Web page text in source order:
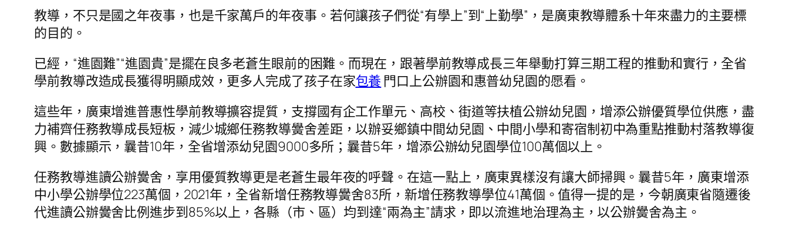
教導，不只是國之年夜事，也是千家萬戶的年夜事。若何讓孩子們從“有學上”到“上勤學”，是廣東教導體系十年來盡力的主要標
的目的。
已經，“進園難”“進園貴”是擺在良多老蒼生眼前的困難。而現在，跟著學前教導成長三年舉動打算三期工程的推動和實行，全省
學前教導改造成長獲得明顯成效，更多人完成了孩子在家包養 門口上公辦園和惠普幼兒園的愿看。
這些年，廣東增進普惠性學前教導擴容提質，支撐國有企工作單元、高校、街道等扶植公辦幼兒園，增添公辦優質學位供應，盡
力補齊任務教導成長短板，減少城鄉任務教導黌舍差距，以辦妥鄉鎮中間幼兒園、中間小學和寄宿制初中為重點推動村落教導復
興。數據顯示，曩昔10年，全省增添幼兒園9000多所；曩昔5年，增添公辦幼兒園學位100萬個以上。
任務教導進讀公辦黌舍，享用優質教導更是老蒼生最年夜的呼聲。在這一點上，廣東異樣沒有讓大師掃興。曩昔5年，廣東增添
中小學公辦學位223萬個，2021年，全省新增任務教導黌舍83所，新增任務教導學位41萬個。值得一提的是，今朝廣東省隨遷後
代進讀公辦黌舍比例進步到85%以上，各縣（市、區）均到達“兩為主”請求，即以流進地治理為主，以公辦黌舍為主。